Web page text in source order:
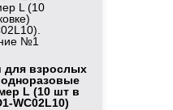
для взрослых
L (10 шт в
WC02L10)